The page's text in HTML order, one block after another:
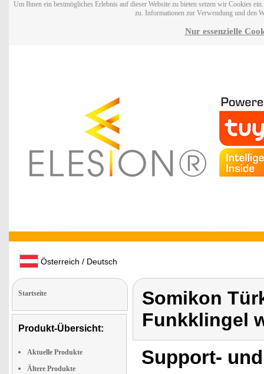
Um Ihnen ein bestmögliches Erlebnis auf dieser Website zu bieten setzen wir Cookies
zu. Informationen zur Verwendung und den
Nur essenzielle
Österreich / Deutsch
Startseite
Produkt-Übersicht:
Aktuelle Produkte
Ältere Produkte
Somikon
Funkklingel
Support-